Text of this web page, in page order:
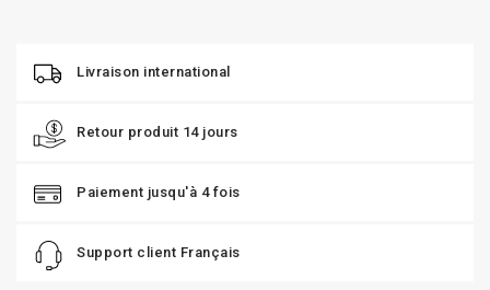
Livraison international
Retour produit 14 jours
Paiement jusqu'à 4 fois
Support client Français